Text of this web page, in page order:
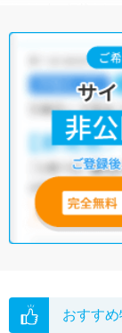
サイト上に掲載され
う求人を提案させて
さいたま市岩槻区の
土日祝休・積極
介護福祉施設 ・保
他の条件でも人気の
いただくか、お気軽
全国の言語聴覚士求
無料転職支援サービス
グした上で求人をご
転職支援の他、情報
い。
おすす